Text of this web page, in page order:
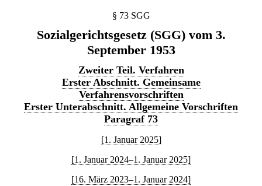
§ 73 SGG
Sozialgerichtsgesetz (SGG) vom 3.
September 1953
Zweiter Teil. Verfahren
Erster Abschnitt. Gemeinsame
Verfahrensvorschriften
Erster Unterabschnitt. Allgemeine Vorschriften
Paragraf 73
[1. Januar 2025]
[1. Januar 2024–1. Januar 2025]
[16. März 2023–1. Januar 2024]